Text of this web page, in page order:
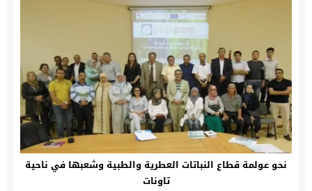
نحو عولمة قطاع النباتات العطرية والطبية وشعبها في ناحية
تاونات